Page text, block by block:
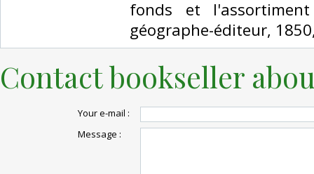
fonds et
géographe-éditeur,
Contact bookseller
Your e-mail :
Message :